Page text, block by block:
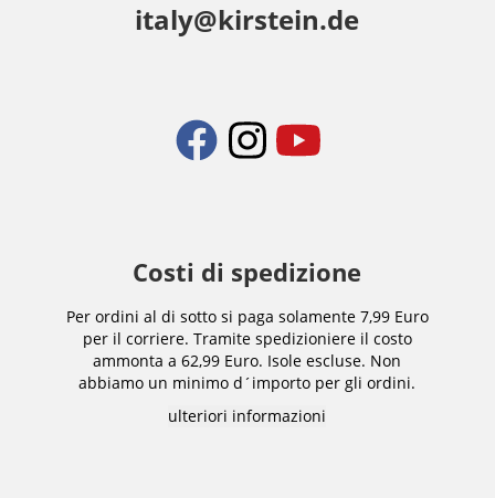
italy@kirstein.de
Costi di spedizione
Per ordini al di sotto si paga solamente 7,99 Euro
per il corriere. Tramite spedizioniere il costo
ammonta a 62,99 Euro. Isole escluse. Non
abbiamo un minimo d´importo per gli ordini.
ulteriori informazioni